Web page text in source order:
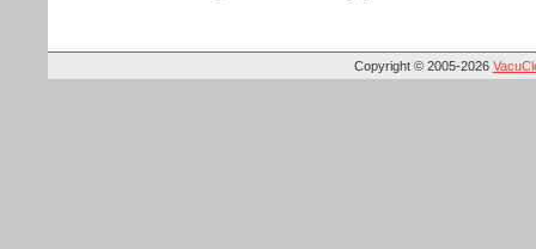
Copyright © 2005-2026